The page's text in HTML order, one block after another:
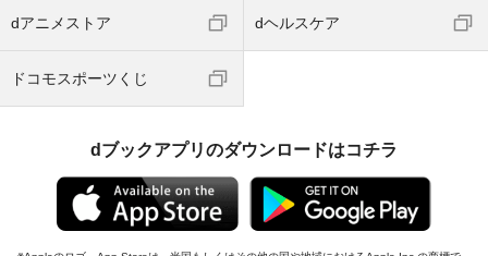
dアニメストア dヘルスケア
ドコモスポーツくじ
dブックアプリのダウンロードはコチラ